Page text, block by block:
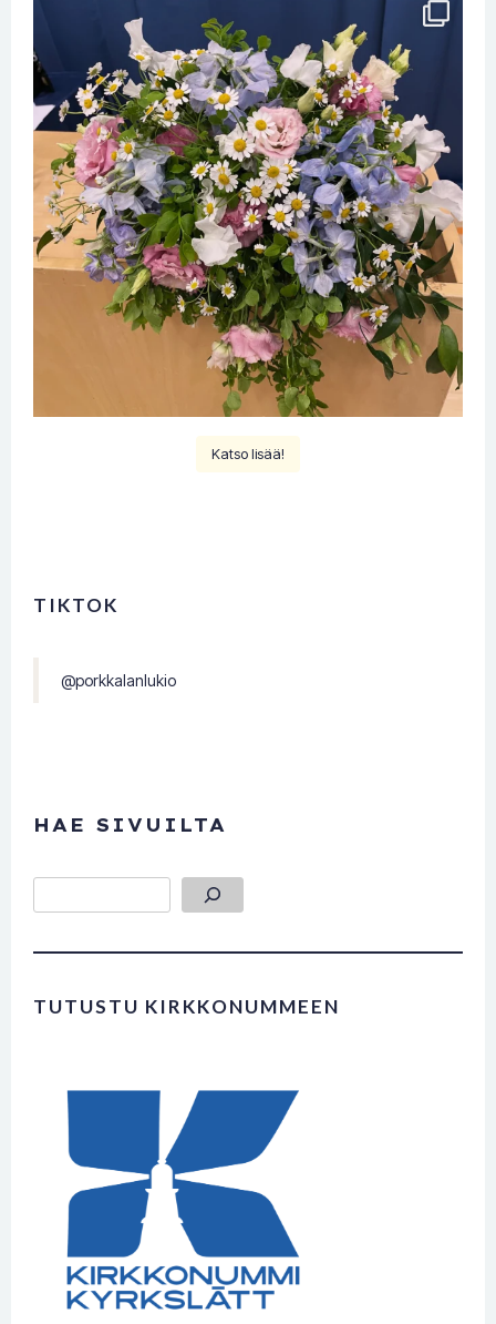
Katso lisää!
TIKTOK
@porkkalanlukio
HAE SIVUILTA
TUTUSTU KIRKKONUMMEEN